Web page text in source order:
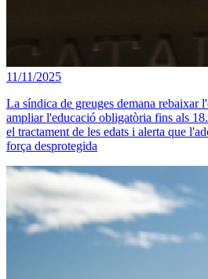
11/11/2025
La síndica de greuges demana rebaixar
ampliar l'educació obligatòria fins als
el tractament de les edats i alerta que
força desprotegida